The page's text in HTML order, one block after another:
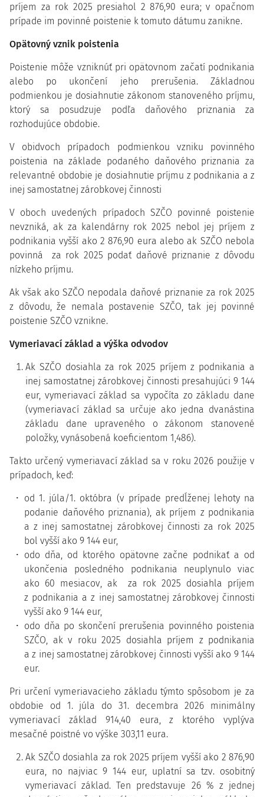
príjem za rok 2025 presiahol 2 876,90 eura; v opačnom
prípade im povinné poistenie k tomuto dátumu zanikne.
Opätovný vznik poistenia
Poistenie môže vzniknúť pri opätovnom začatí podnikania
alebo po ukončení jeho prerušenia. Základnou
podmienkou je dosiahnutie zákonom stanoveného príjmu,
ktorý sa posudzuje podľa daňového priznania za
rozhodujúce obdobie.
V obidvoch prípadoch podmienkou vzniku povinného
poistenia na základe podaného daňového priznania za
relevantné obdobie je dosiahnutie príjmu z podnikania a z
inej samostatnej zárobkovej činnosti
V oboch uvedených prípadoch SZČO povinné poistenie
nevzniká, ak za kalendárny rok 2025 nebol jej príjem z
podnikania vyšší ako 2 876,90 eura alebo ak SZČO nebola
povinná za rok 2025 podať daňové priznanie z dôvodu
nízkeho príjmu.
Ak však ako SZČO nepodala daňové priznanie za rok 2025
z dôvodu, že nemala postavenie SZČO, tak jej povinné
poistenie SZČO vznikne.
Vymeriavací základ a výška odvodov
Ak SZČO dosiahla za rok 2025 príjem z podnikania a
inej samostatnej zárobkovej činnosti presahujúci 9 144
eur, vymeriavací základ sa vypočíta zo základu dane
(vymeriavací základ sa určuje ako jedna dvanástina
základu dane upraveného o zákonom stanovené
položky, vynásobená koeficientom 1,486).
Takto určený vymeriavací základ sa v roku 2026 použije v
prípadoch, keď:
od 1. júla/1. októbra (v prípade predĺženej lehoty na
podanie daňového priznania), ak príjem z podnikania
a z inej samostatnej zárobkovej činnosti za rok 2025
bol vyšší ako 9 144 eur,
odo dňa, od ktorého opätovne začne podnikať a od
ukončenia posledného podnikania neuplynulo viac
ako 60 mesiacov, ak za rok 2025 dosiahla príjem
z podnikania a z inej samostatnej zárobkovej činnosti
vyšší ako 9 144 eur,
odo dňa po skončení prerušenia povinného poistenia
SZČO, ak v roku 2025 dosiahla príjem z podnikania
a z inej samostatnej zárobkovej činnosti vyšší ako 9 144
eur.
Pri určení vymeriavacieho základu týmto spôsobom je za
obdobie od 1. júla do 31. decembra 2026 minimálny
vymeriavací základ 914,40 eura, z ktorého vyplýva
mesačné poistné vo výške 303,11 eura.
Ak SZČO dosiahla za rok 2025 príjem vyšší ako 2 876,90
eura, no najviac 9 144 eur, uplatní sa tzv. osobitný
vymeriavací základ. Ten predstavuje 26 % z jednej